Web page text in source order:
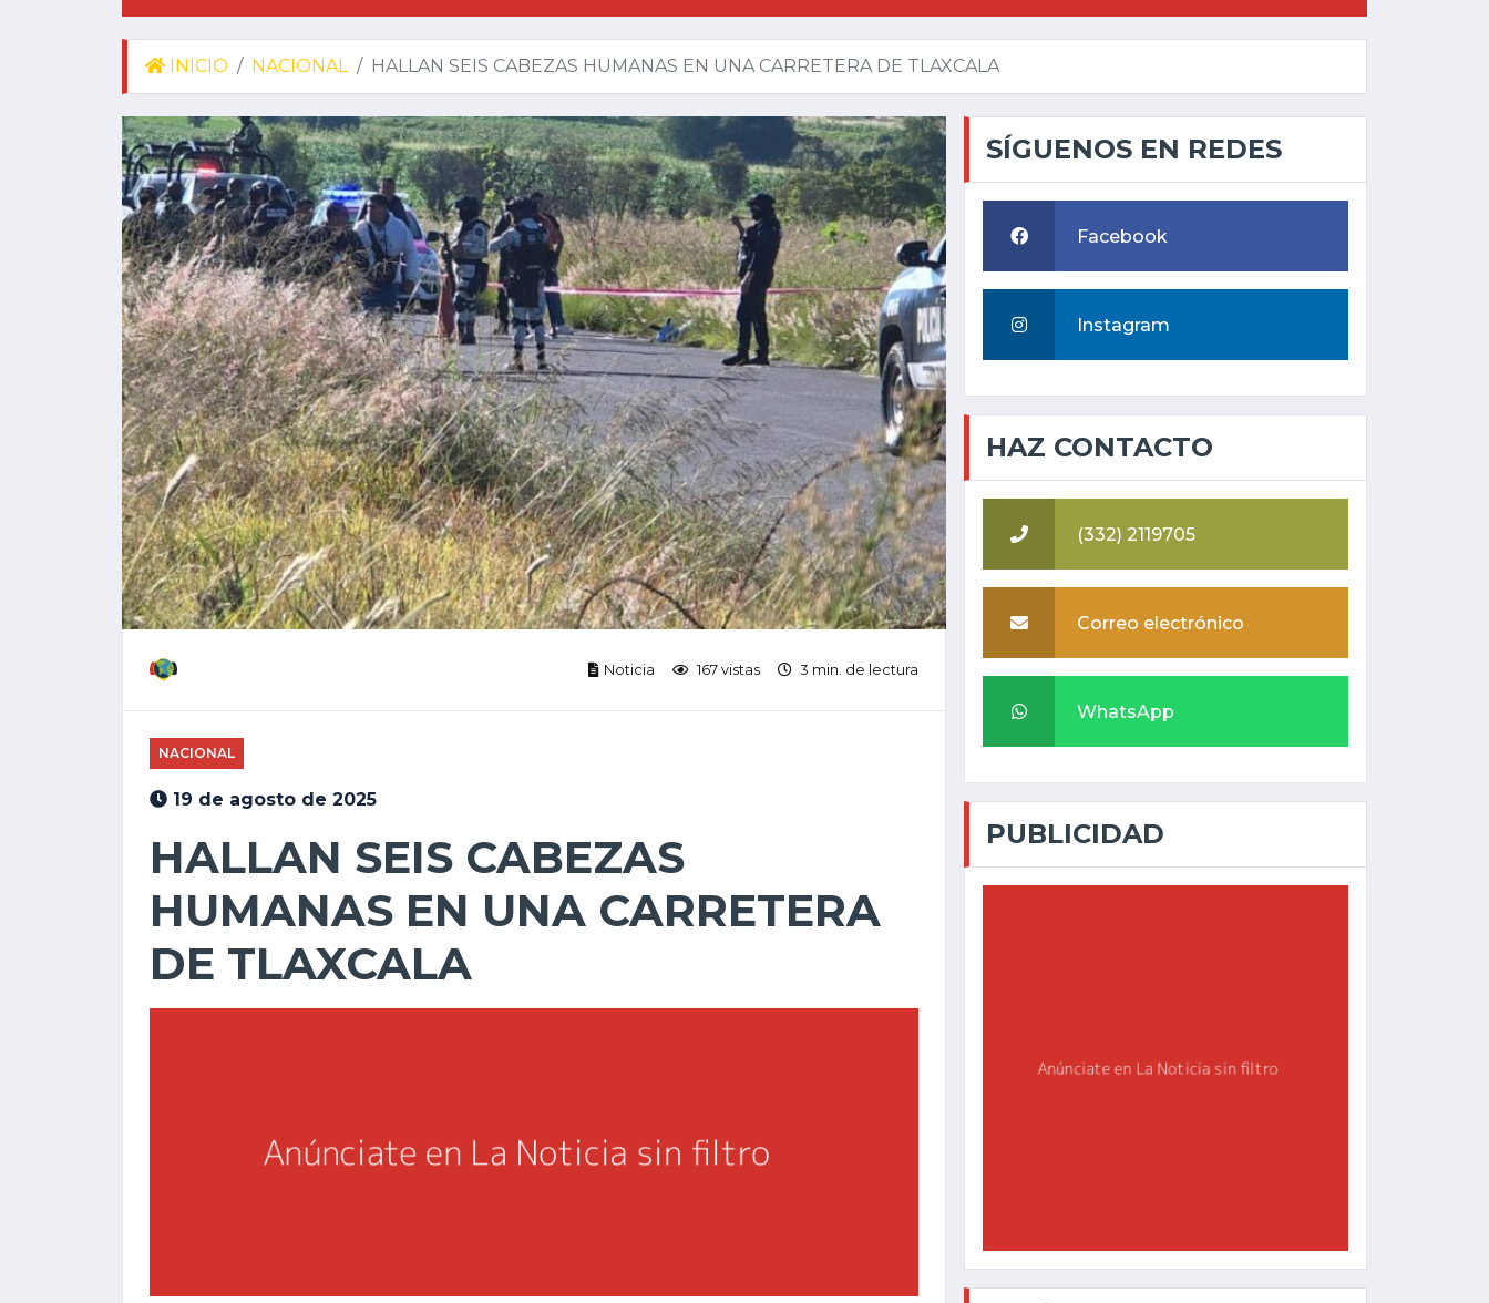
INICIO NACIONAL HALLAN SEIS CABEZAS HUMANAS EN UNA CARRETERA DE TLAXCALA
Noticia 167 vistas 3 min. de lectura
NACIONAL
19 de agosto de 2025
HALLAN SEIS CABEZAS
HUMANAS EN UNA CARRETERA
DE TLAXCALA
SÍGUENOS EN REDES
Facebook
Instagram
HAZ CONTACTO
(332) 2119705
Correo electrónico
WhatsApp
PUBLICIDAD